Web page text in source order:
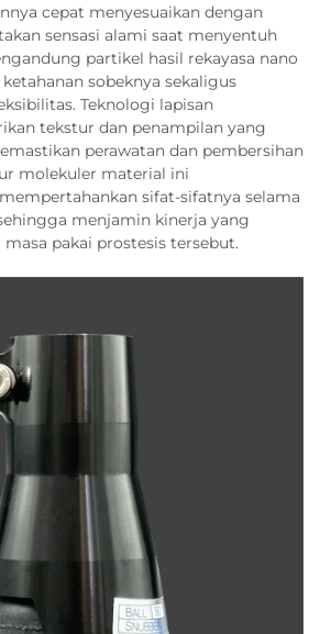
cepat menyesuaikan dengan
sensasi alami saat menyentuh
partikel hasil rekayasa nano
sobeknya sekaligus
Teknologi lapisan
tekstur dan penampilan yang
perawatan dan pembersihan
molekuler material ini
sifat-sifatnya selama
menjamin kinerja yang
pakai prostesis tersebut.